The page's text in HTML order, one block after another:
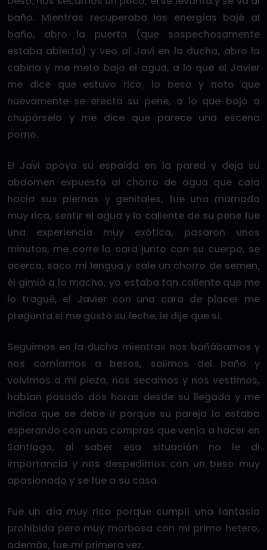
baño. Mientras recuperaba las energías bajé al
baño, abro la puerta (que sospechosamente
estaba abierta) y veo al Javi en la ducha, abro la
cabina y me meto bajo el agua, a lo que el Javier
me dice que estuvo rico, lo beso y noto que
nuevamente se erecta su pene, a lo que bajo a
chupárselo y me dice que parece una escena
porno.
El Javi apoya su espalda en la pared y deja su
abdomen expuesto al chorro de agua que caía
hacia sus piernas y genitales, fue una mamada
muy rica, sentir el agua y lo caliente de su pene fue
una experiencia muy exótica, pasaron unos
minutos, me corre la cara junto con su cuerpo, se
acerca, saco mi lengua y sale un chorro de semen,
él gimió a lo macho, yo estaba tan caliente que me
lo tragué, el Javier con una cara de placer me
pregunta si me gustó su leche, le dije que sí.
Seguimos en la ducha mientras nos bañábamos y
nos comíamos a besos, salimos del baño y
volvimos a mi pieza, nos secamos y nos vestimos,
habían pasado dos horas desde su llegada y me
indica que se debe ir porque su pareja lo estaba
esperando con unas compras que venía a hacer en
Santiago, al saber esa situación no le di
importancia y nos despedimos con un beso muy
apasionado y se fue a su casa.
Fue un día muy rico porque cumplí una fantasía
prohibida pero muy morbosa con mi primo hetero,
además, fue mi primera vez.